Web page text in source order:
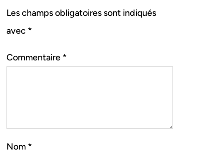
Les champs obligatoires sont indiqués
avec *
Commentaire *
Nom *